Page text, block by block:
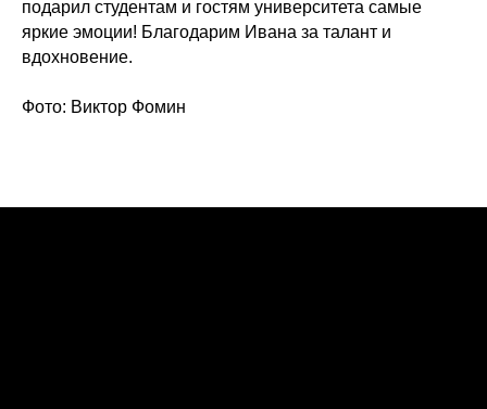
подарил студентам и гостям университета самые
яркие эмоции! Благодарим Ивана за талант и
вдохновение.
Фото: Виктор Фомин